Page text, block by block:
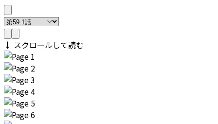
↓ スクロールして読む